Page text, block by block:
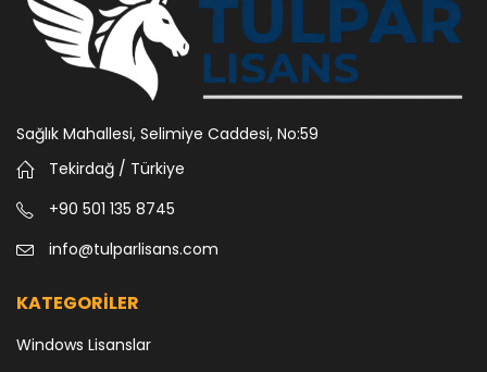
Sağlık Mahallesi, Selimiye Caddesi, No:59
Tekirdağ / Türkiye
+90 501 135 8745
info@tulparlisans.com
KATEGORİLER
Windows Lisanslar